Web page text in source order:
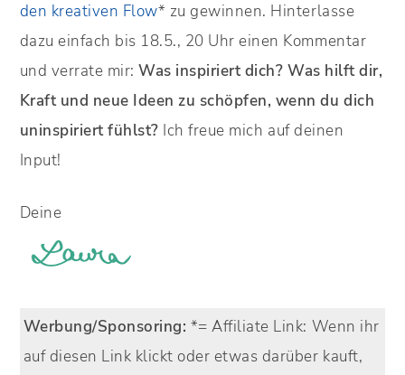
den kreativen Flow* zu gewinnen. Hinterlasse
dazu einfach bis 18.5., 20 Uhr einen Kommentar
und verrate mir:Was inspiriert dich? Was hilft dir,
Kraft und neue Ideen zu schöpfen, wenn du dich
uninspiriert fühlst? Ich freue mich auf deinen
Input!
Deine
Werbung/Sponsoring: *= Affiliate Link: Wenn ihr
auf diesen Link klickt oder etwas darüber kauft,